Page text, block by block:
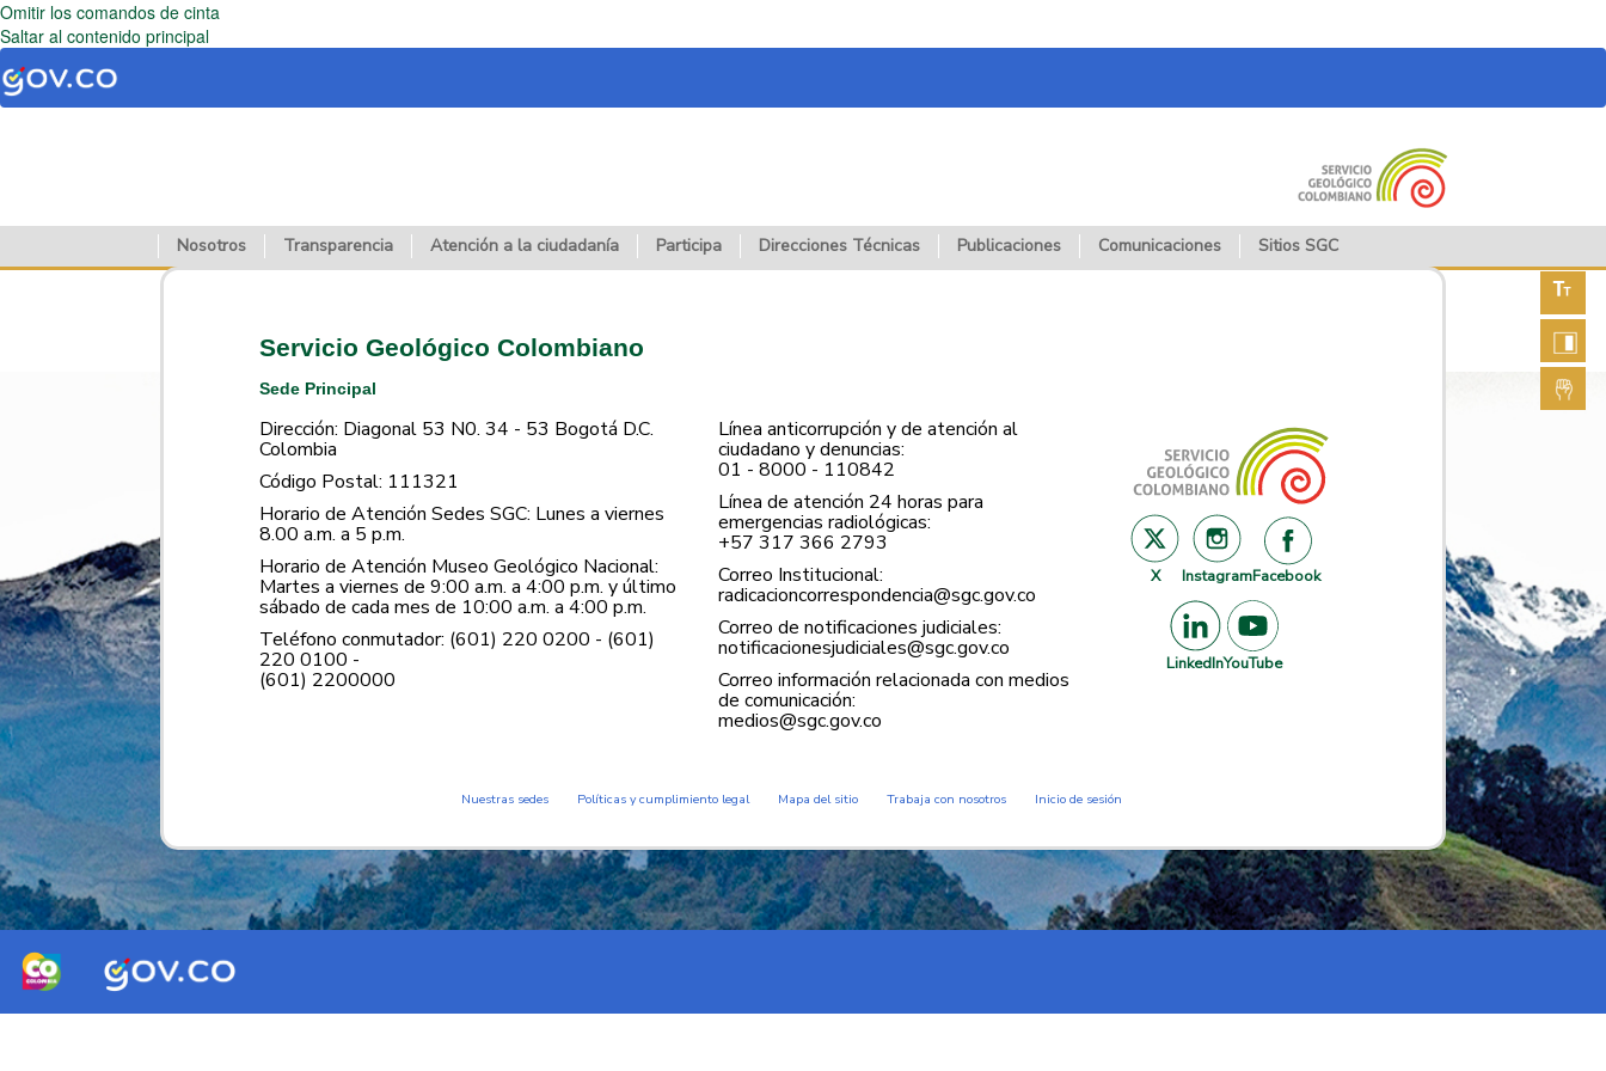
Omitir los comandos de cinta
Saltar al contenido principal
Nosotros Transparencia Atención a la ciudadanía Participa Direcciones Técnicas Publicaciones Comunicaciones Sitios SGC
fuente
Servicio Geológico Colombiano
Sede Principal
Dirección: Diagonal 53 N0. 34 - 53 Bogotá D.C.
Colombia
Código Postal: 111321
Horario de Atención Sedes SGC: Lunes a viernes
8.00 a.m. a 5 p.m.
Horario de Atención Museo Geológico Nacional:
Martes a viernes de 9:00 a.m. a 4:00 p.m. y último
sábado de cada mes de 10:00 a.m. a 4:00 p.m.
Teléfono conmutador: (601) 220 0200 - (601)
220 0100 -
(601) 2200000
Línea anticorrupción y de atención al
ciudadano y denuncias:
01 - 8000 - 110842
Línea de atención 24 horas para
emergencias radiológicas:
+57 ​317 366 2793
Correo Institucional:
radicacioncorrespondencia@sgc.gov.co
Correo de notificaciones judiciales:
notificacionesjudiciales@sgc.gov.co
Correo información relacionada con medios
de comunicación:
medios@sgc.gov.co
X InstagramFacebook
LinkedInYouTube
Nuestras sedes Políticas y cumplimiento legal Mapa del sitio Trabaja con nosotros Inicio de sesión